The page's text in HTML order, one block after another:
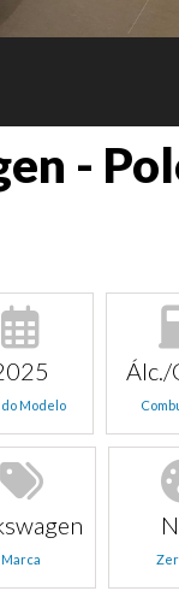
-
Modelo
Álc./
Marca